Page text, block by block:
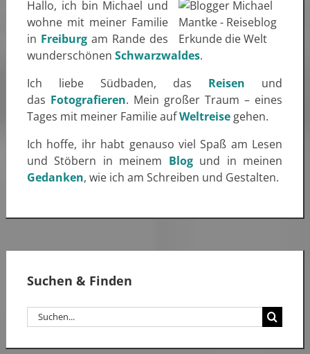
Hallo, ich bin Michael und
wohne mit meiner Familie
in Freiburg am Rande des
wunderschönen Schwarzwaldes.
Ich liebe Südbaden, das Reisen und
das Fotografieren. Mein großer Traum – eines
Tages mit meiner Familie aufWeltreise gehen.
Ich hoffe, ihr habt genauso viel Spaß am Lesen
und Stöbern in meinem Blog und in meinen
Gedanken, wie ich am Schreiben und Gestalten.
Suchen & Finden
Suche
nach: